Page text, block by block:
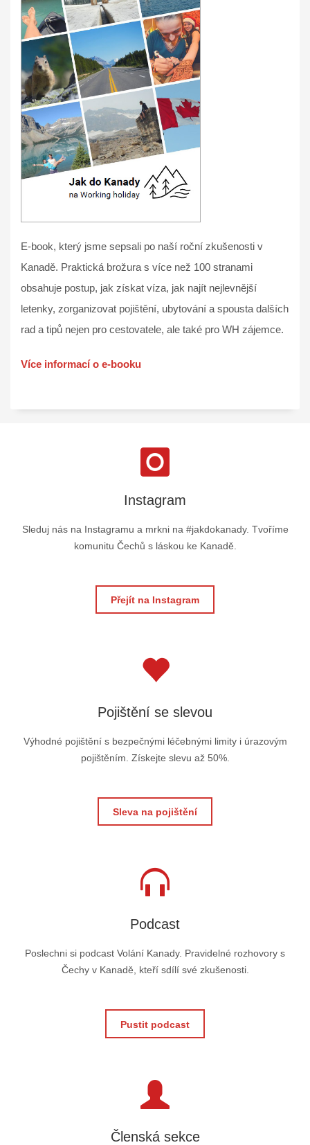
E-book, který jsme sepsali po naší roční zkušenosti v
Kanadě. Praktická brožura s více než 100 stranami
obsahuje postup, jak získat víza, jak najít nejlevnější
letenky, zorganizovat pojištění, ubytování a spousta dalších
rad a tipů nejen pro cestovatele, ale také pro WH zájemce.
Více informací o e-booku
Instagram
Sleduj nás na Instagramu a mrkni na #jakdokanady. Tvoříme
komunitu Čechů s láskou ke Kanadě.
Přejít na Instagram
Pojištění se slevou
Výhodné pojištění s bezpečnými léčebnými limity i úrazovým
pojištěním. Získejte slevu až 50%.
Sleva na pojištění
Podcast
Poslechni si podcast Volání Kanady. Pravidelné rozhovory s
Čechy v Kanadě, kteří sdílí své zkušenosti.
Pustit podcast
Členská sekce